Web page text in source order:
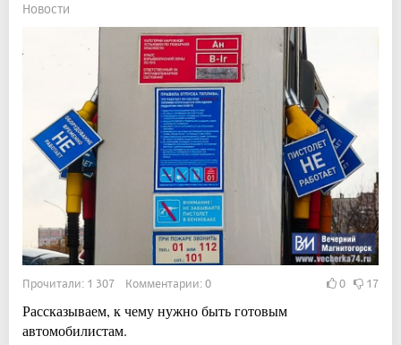
Новости
Прочитали: 1 307 Комментарии: 0 0 17
Рассказываем, к чему нужно быть готовым
автомобилистам.